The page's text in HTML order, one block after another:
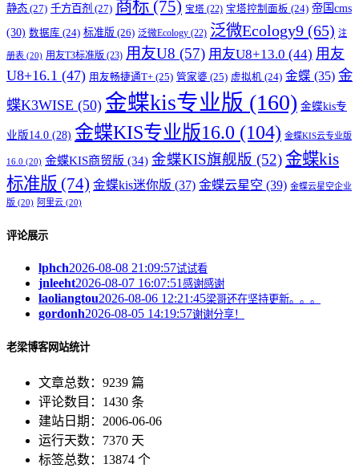
静态 (27) 千方百剂 (27) 商标 (75) 宝塔 (22) 宝塔控制面板 (24) 帝国cms
(30) 数据库 (24) 标准版 (26) 泛微Ecology (22) 泛微Ecology9 (65) 注
册表 (20) 用友T3标准版 (23) 用友U8 (57) 用友U8+13.0 (44) 用友
U8+16.1 (47) 用友畅捷通T+ (25) 管家婆 (25) 虚拟机 (24) 金蝶 (35) 金
蝶K3WISE (50) 金蝶kis专业版 (160) 金蝶kis专
业版14.0 (28) 金蝶KIS专业版16.0 (104) 金蝶KIS云专业版
16.0 (20) 金蝶KIS商贸版 (34) 金蝶KIS旗舰版 (52) 金蝶kis
标准版 (74) 金蝶kis迷你版 (37) 金蝶云星空 (39) 金蝶云星空企业
版 (20) 阿里云 (20)
评论展示
lphch2026-08-08 21:09:57试试看
jnleeht2026-08-07 16:07:51 感谢感谢
laoliangtou2026-08-06 12:21:45梁哥还在坚持更新。。。
gordonh2026-08-05 14:19:57谢谢分享！
老梁博客网站统计
文章总数：9239 篇
评论数目：1430 条
建站日期：2006-06-06
运行天数：7370 天
标签总数：13874 个